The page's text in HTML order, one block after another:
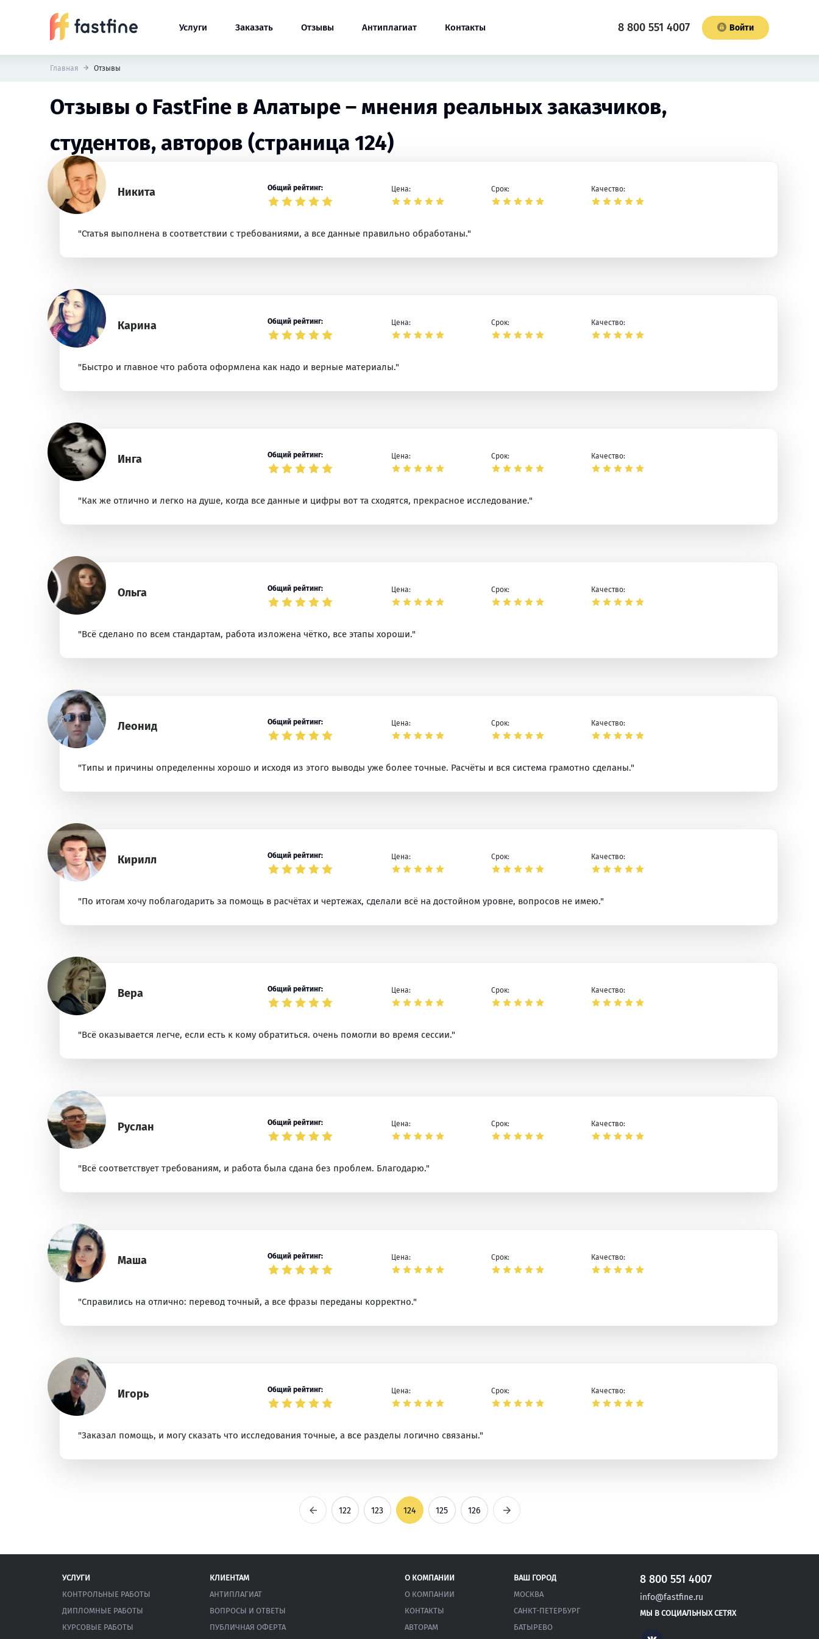
Услуги Заказать Отзывы Антиплагиат Контакты 8 800 551 4007 Войти
Главная Отзывы
Отзывы о FastFine в Алатыре – мнения реальных заказчиков,
студентов, авторов (страница 124)
Никита Общий рейтинг: Цена: Срок: Качество:
"Статья выполнена в соответствии с требованиями, а все данные правильно обработаны."
Карина Общий рейтинг: Цена: Срок: Качество:
"Быстро и главное что работа оформлена как надо и верные материалы."
Инга Общий рейтинг: Цена: Срок: Качество:
"Как же отлично и легко на душе, когда все данные и цифры вот та сходятся, прекрасное исследование."
Ольга Общий рейтинг: Цена: Срок: Качество:
"Всё сделано по всем стандартам, работа изложена чётко, все этапы хороши."
Леонид Общий рейтинг: Цена: Срок: Качество:
"Типы и причины определенны хорошо и исходя из этого выводы уже более точные. Расчёты и вся система грамотно сделаны."
Кирилл Общий рейтинг: Цена: Срок: Качество:
"По итогам хочу поблагодарить за помощь в расчётах и чертежах, сделали всё на достойном уровне, вопросов не имею."
Вера Общий рейтинг: Цена: Срок: Качество:
"Всё оказывается легче, если есть к кому обратиться. очень помогли во время сессии."
Руслан Общий рейтинг: Цена: Срок: Качество:
"Всё соответствует требованиям, и работа была сдана без проблем. Благодарю."
Маша Общий рейтинг: Цена: Срок: Качество:
"Справились на отлично: перевод точный, а все фразы переданы корректно."
Игорь Общий рейтинг: Цена: Срок: Качество:
"Заказал помощь, и могу сказать что исследования точные, а все разделы логично связаны."
Предыдущая
122 123 124 125 126 Следующая
УСЛУГИ
КОНТРОЛЬНЫЕ РАБОТЫ
ДИПЛОМНЫЕ РАБОТЫ
КУРСОВЫЕ РАБОТЫ
КЛИЕНТАМ
АНТИПЛАГИАТ
ВОПРОСЫ И ОТВЕТЫ
ПУБЛИЧНАЯ ОФЕРТА
О КОМПАНИИ
О КОМПАНИИ
КОНТАКТЫ
АВТОРАМ
ВАШ ГОРОД
МОСКВА
САНКТ-ПЕТЕРБУРГ
БАТЫРЕВО
8 800 551 4007
info@fastfine.ru
МЫ В СОЦИАЛЬНЫХ СЕТЯХ